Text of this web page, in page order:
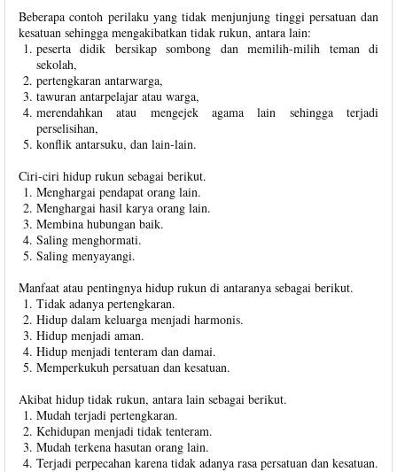
Beberapa contoh perilaku yang tidak menjunjung tinggi persatuan dan
kesatuan sehingga mengakibatkan tidak rukun, antara lain:
peserta didik bersikap sombong dan memilih-milih teman di
sekolah,
pertengkaran antarwarga,
tawuran antarpelajar atau warga,
merendahkan atau mengejek agama lain sehingga terjadi
perselisihan,
konflik antarsuku, dan lain-lain.
Ciri-ciri hidup rukun sebagai berikut.
Menghargai pendapat orang lain.
Menghargai hasil karya orang lain.
Membina hubungan baik.
Saling menghormati.
Saling menyayangi.
Manfaat atau pentingnya hidup rukun di antaranya sebagai berikut.
Tidak adanya pertengkaran.
Hidup dalam keluarga menjadi harmonis.
Hidup menjadi aman.
Hidup menjadi tenteram dan damai.
Memperkukuh persatuan dan kesatuan.
Akibat hidup tidak rukun, antara lain sebagai berikut.
Mudah terjadi pertengkaran.
Kehidupan menjadi tidak tenteram.
Mudah terkena hasutan orang lain.
Terjadi perpecahan karena tidak adanya rasa persatuan dan kesatuan.